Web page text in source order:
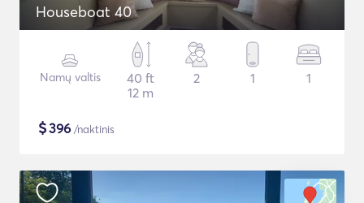
Houseboat 40
Namų valtis
40 ft
12 m
2 1 1
$396 /naktinis